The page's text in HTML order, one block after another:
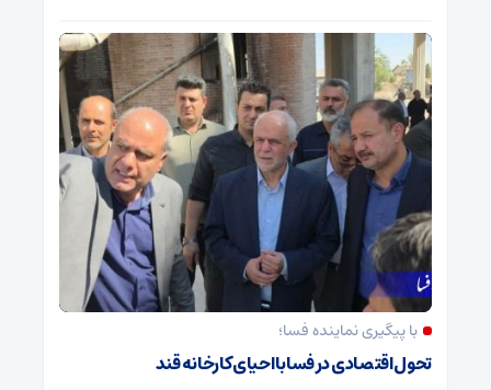
با پیگیری نماینده فسا؛
تحول اقتصادی در فسا با احیای کارخانه قند